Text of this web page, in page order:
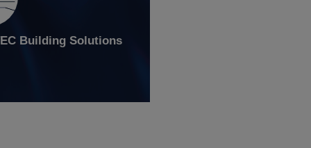
Building Solutions